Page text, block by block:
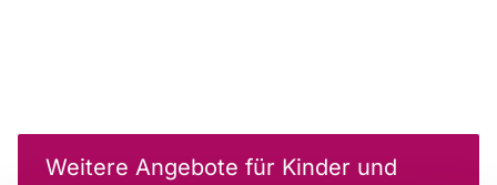
Weitere Angebote für Kinder und